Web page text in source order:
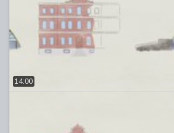
14:00